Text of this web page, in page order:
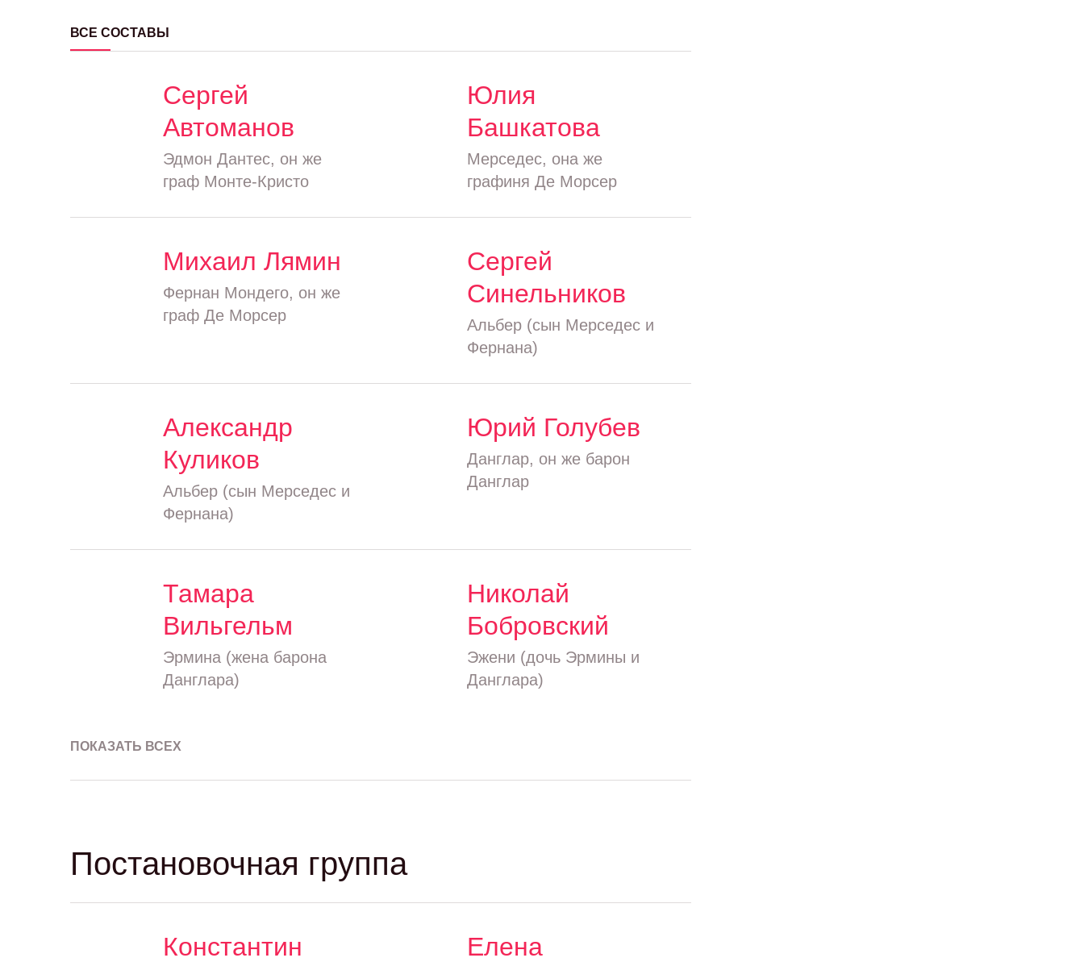
ВСЕ СОСТАВЫ
Сергей
Автоманов
Эдмон Дантес, он же
граф Монте-Кристо
Юлия
Башкатова
Мерседес, она же
графиня Де Морсер
Михаил Лямин
Фернан Мондего, он же
граф Де Морсер
Сергей
Синельников
Альбер (сын Мерседес и
Фернана)
Александр
Куликов
Альбер (сын Мерседес и
Фернана)
Юрий Голубев
Данглар, он же барон
Данглар
Тамара
Вильгельм
Эрмина (жена барона
Данглара)
Николай
Бобровский
Эжени (дочь Эрмины и
Данглара)
ПОКАЗАТЬ ВСЕХ
Постановочная группа
Константин
Елена